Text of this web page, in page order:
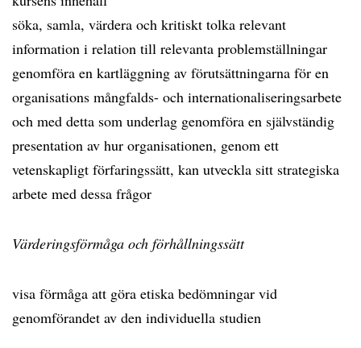
söka, samla, värdera och kritiskt tolka relevant
information i relation till relevanta problemställningar
genomföra en kartläggning av förutsättningarna för en
organisations mångfalds- och internationaliseringsarbete
och med detta som underlag genomföra en självständig
presentation av hur organisationen, genom ett
vetenskapligt förfaringssätt, kan utveckla sitt strategiska
arbete med dessa frågor
Värderingsförmåga och förhållningssätt
visa förmåga att göra etiska bedömningar vid
genomförandet av den individuella studien